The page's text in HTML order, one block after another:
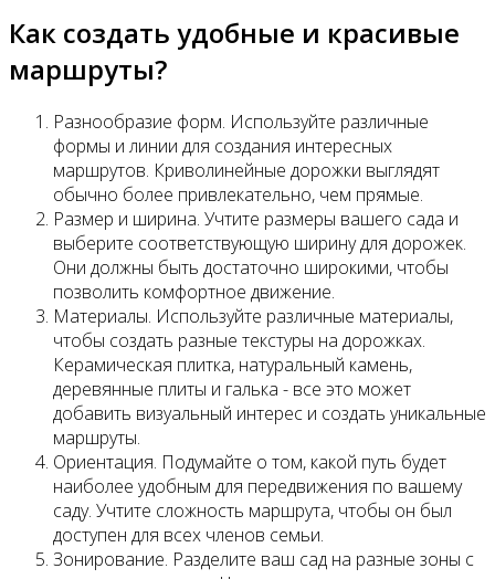
Как создать удобные и красивые
маршруты?
Разнообразие форм. Используйте различные
формы и линии для создания интересных
маршрутов. Криволинейные дорожки выглядят
обычно более привлекательно, чем прямые.
Размер и ширина. Учтите размеры вашего сада и
выберите соответствующую ширину для дорожек.
Они должны быть достаточно широкими, чтобы
позволить комфортное движение.
Материалы. Используйте различные материалы,
чтобы создать разные текстуры на дорожках.
Керамическая плитка, натуральный камень,
деревянные плиты и галька - все это может
добавить визуальный интерес и создать уникальные
маршруты.
Ориентация. Подумайте о том, какой путь будет
наиболее удобным для передвижения по вашему
саду. Учтите сложность маршрута, чтобы он был
доступен для всех членов семьи.
Зонирование. Разделите ваш сад на разные зоны с